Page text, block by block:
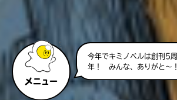
メニュー
今年でキミノベルは創刊5周
年！ みんな、ありがと～！